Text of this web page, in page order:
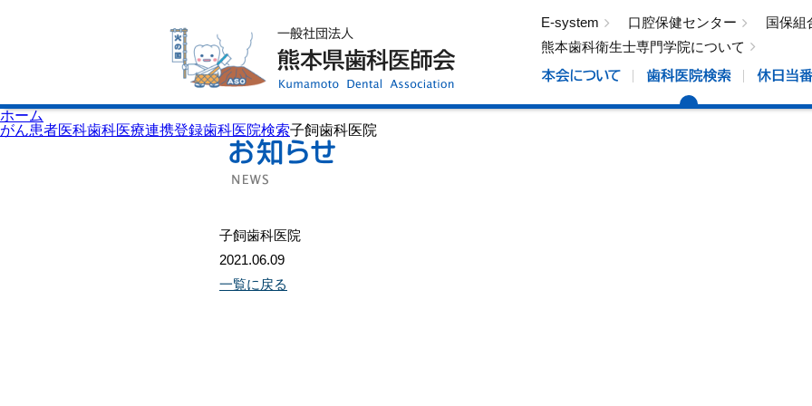
E-system 口腔保健センター
国保組
熊本歯科衛生士専門学院について
ホーム
がん患者医科歯科医療連携登録歯科医院検索子飼歯科医院
子飼歯科医院
2021.06.09
一覧に戻る
歯科医院検索
休日当番医
イベント案内
歯の豆知識
口腔保健センター
国保組合からのお知らせ
熊本歯科衛生士専門学院
会員専用ページ
プライバシーポリシー
サイトマップ